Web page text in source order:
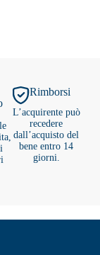
Rimborsi
L’acquirente può
recedere
dall’acquisto del
bene entro 14
giorni.